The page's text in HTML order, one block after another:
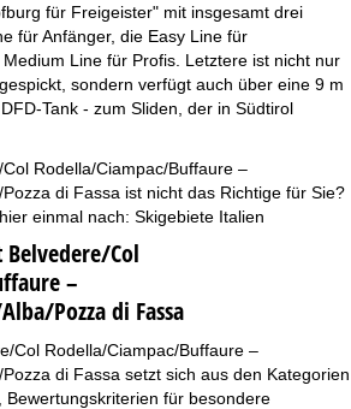
für Freigeister" mit insgesamt drei
für Anfänger, die Easy Line für
Line für Profis. Letztere ist nicht nur
sondern verfügt auch über eine 9 m
Tank - zum Sliden, der in Südtirol
Rodella/Ciampac/Buffaure –
di Fassa ist nicht das Richtige für Sie?
einmal nach: Skigebiete Italien
Belvedere/Col
–
Pozza di Fassa
Col Rodella/Ciampac/Buffaure –
di Fassa setzt sich aus den Kategorien
Bewertungskriterien für besondere